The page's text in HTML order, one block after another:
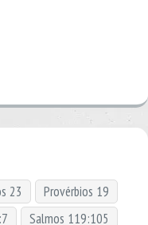
23
Provérbios 19
Salmos 119:105